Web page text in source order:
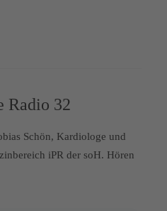
Radio 32
Schön, Kardiologe und
iPR der soH. Hören